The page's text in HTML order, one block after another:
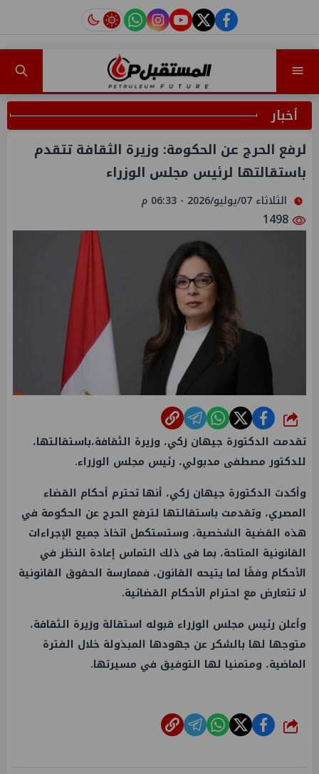
facebook
twitter
youtube
instagram
tiktok
أخبار
لرفع الحرج عن الحكومة: وزيرة الثقافة تتقدم
باستقالتها لرئيس مجلس الوزراء
الثلاثاء 07/يوليو/2026 - 06:33 م
شارك
تقدمت الدكتورة جيهان زكي، وزيرة الثقافة،باستقالتها،
للدكتور مصطفى مدبولي، رئيس مجلس الوزراء.
وأكدت الدكتورة جيهان زكي، أنها تحترم أحكام القضاء
المصري، وتقدمت باستقالتها لترفع الحرج عن الحكومة في
هذه القضية الشخصية، وستستكمل اتخاذ جميع الإجراءات
القانونية المتاحة، بما فى ذلك التماس إعادة النظر في
الأحكام وفقًا لما يتيحه القانون، فممارسة الحقوق القانونية
لا تتعارض مع احترام الأحكام القضائية.
وأعلن رئيس مجلس الوزراء قبوله استقالة وزيرة الثقافة،
متوجها لها بالشكر عن جهودها المبذولة خلال الفترة
الماضية، ومتمنيا لها التوفيق في مسيرتها.
شارك